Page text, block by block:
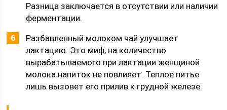
Разница заключается в отсутствии или наличии
ферментации.
Разбавленный молоком чай улучшает
лактацию. Это миф, на количество
вырабатываемого при лактации женщиной
молока напиток не повлияет. Теплое питье
лишь вызовет его прилив к грудной железе.